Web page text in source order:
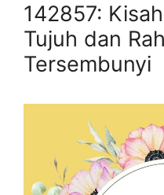
142857:
Tujuh dan
Tersembunyi